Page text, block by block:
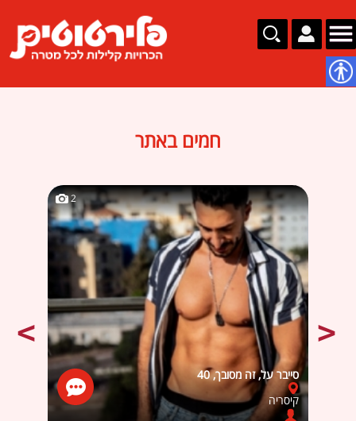
חמים באתר
2
סייבר על, זה מסובך, 40
קיסריה